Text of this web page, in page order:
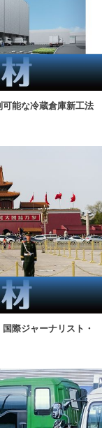
可能な冷蔵倉庫新工法
際ジャーナリスト・